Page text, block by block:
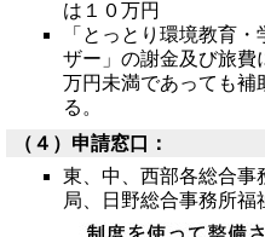
は１０万円
「とっとり環境教育・
ザー」の謝金及び旅費
万円未満であっても補
る。
（４）申請窓口：
東、中、西部各総合事
局、日野総合事務所福